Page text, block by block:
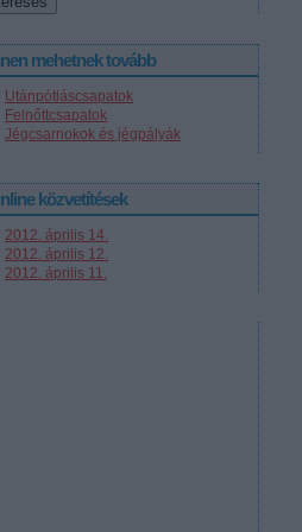
mehetnek tovább
Utánpótláscsapatok
Felnőttcsapatok
Jégcsarnokok és jégpályák
közvetítések
2012. április 14.
2012. április 12.
2012. április 11.